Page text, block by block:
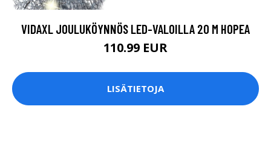
VIDAXL JOULUKÖYNNÖS LED-VALOILLA 20 M HOPEA
110.99 EUR
LISÄTIETOJA